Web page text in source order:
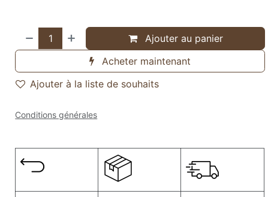
Ajouter au panier
Acheter maintenant
Ajouter à la liste de souhaits
Conditions générales